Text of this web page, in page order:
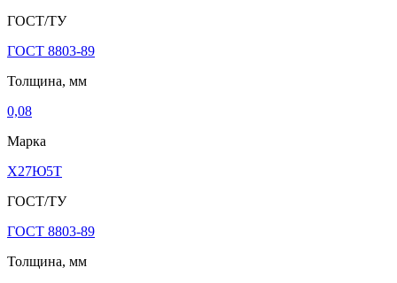
ГОСТ/ТУ
ГОСТ 8803-89
Толщина, мм
0,08
Марка
Х27Ю5Т
ГОСТ/ТУ
ГОСТ 8803-89
Толщина, мм